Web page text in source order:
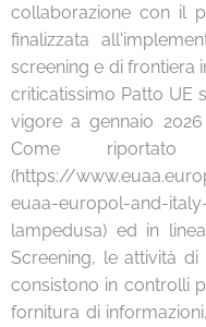
collaborazione con il
finalizzata
screening e di frontiera
criticatissimo Patto UE
vigore a gennaio
Come
(https://
euaa-europol-and-
lampedusa) ed in
Screening, le attività
consistono in controlli
fornitura di